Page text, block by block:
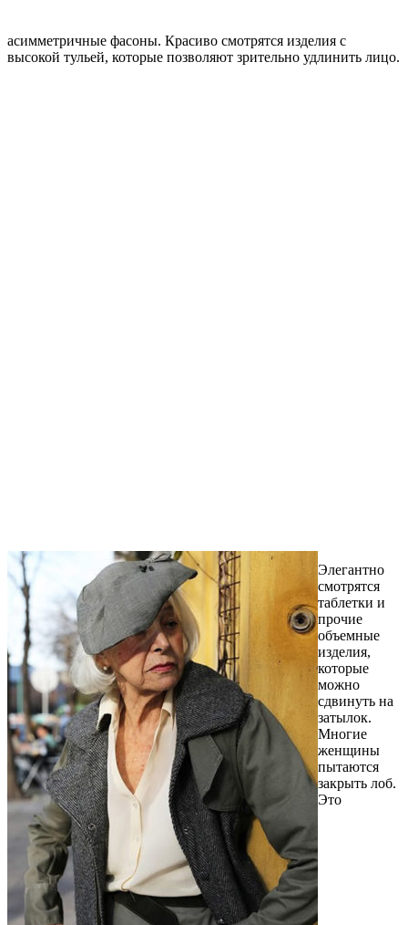
асимметричные фасоны. Красиво смотрятся изделия с
высокой тульей, которые позволяют зрительно удлинить лицо.
Элегантно
смотрятся
таблетки и
прочие
объемные
изделия,
которые
можно
сдвинуть на
затылок.
Многие
женщины
пытаются
закрыть лоб.
Это